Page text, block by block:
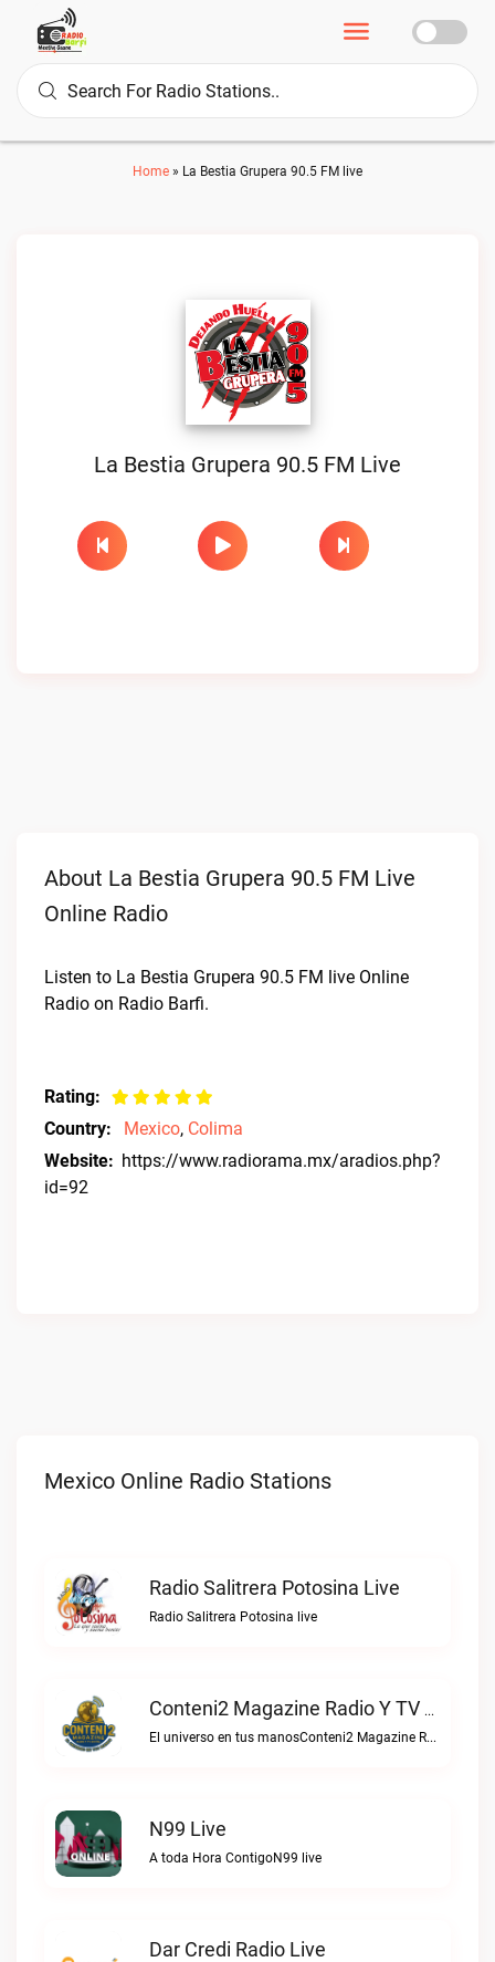
Home » La Bestia Grupera 90.5 FM live
La Bestia Grupera 90.5 FM Live
About La Bestia Grupera 90.5 FM Live
Online Radio
Listen to La Bestia Grupera 90.5 FM live Online
Radio on Radio Barfi.
Rating:
Country:
Mexico, Colima
Website: https://www.radiorama.mx/aradios.php?
id=92
Mexico Online Radio Stations
Radio Salitrera Potosina Live
Radio Salitrera Potosina live
Conteni2 Magazine Radio Y TV Digital Live
El universo en tus manosConteni2 Magazine Radio y TV Digital live
N99 Live
A toda Hora ContigoN99 live
Dar Credi Radio Live